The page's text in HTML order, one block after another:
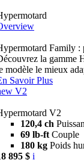
Family :
la gamme
modèle le mieux
Savoir Plus
V2
V2
120,4 ch
69 lb-ft Couple
180 kg Poids
895 $ i